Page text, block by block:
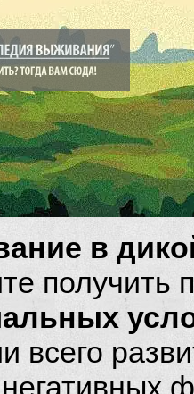
в
всего